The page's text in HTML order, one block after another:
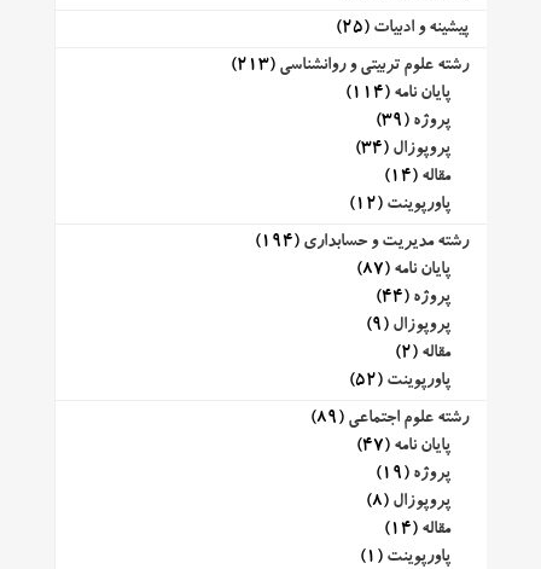
پیشینه و ادبیات (25)
رشته علوم تربیتی و روانشناسی (213)
پایان نامه (114)
پروژه (39)
پروپوزال (34)
مقاله (14)
پاورپوینت (12)
رشته مدیریت و حسابداری (194)
پایان نامه (87)
پروژه (44)
پروپوزال (9)
مقاله (2)
پاورپوینت (52)
رشته علوم اجتماعی (89)
پایان نامه (47)
پروژه (19)
پروپوزال (8)
مقاله (14)
پاورپوینت (1)